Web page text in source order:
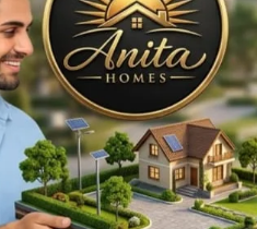
SOCIAL